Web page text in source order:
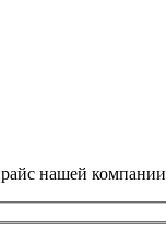
нашей компании